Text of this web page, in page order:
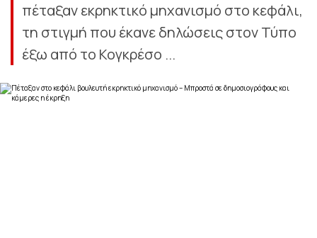
πέταξαν εκρηκτικό μηχανισμό στο κεφάλι,
τη στιγμή που έκανε δηλώσεις στον Τύπο
έξω από το Κογκρέσο ...